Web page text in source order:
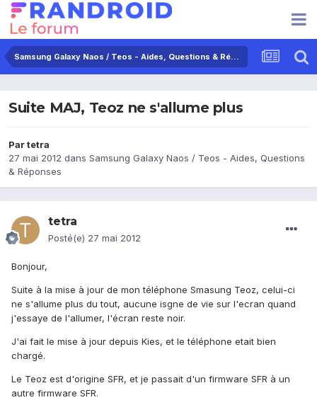
Samsung Galaxy Naos / Teos - Aides, Questions & Réponses
Suite MAJ, Teoz ne s'allume plus
Partetra
27 mai 2012 dans Samsung Galaxy Naos / Teos - Aides, Questions
& Réponses
tetra
Posté(e) 27 mai 2012
Bonjour,
Suite à la mise à jour de mon téléphone Smasung Teoz, celui-ci
ne s'allume plus du tout, aucune isgne de vie sur l'ecran quand
j'essaye de l'allumer, l'écran reste noir.
J'ai fait le mise à jour depuis Kies, et le téléphone etait bien
chargé.
Le Teoz est d'origine SFR, et je passait d'un firmware SFR à un
autre firmware SFR.